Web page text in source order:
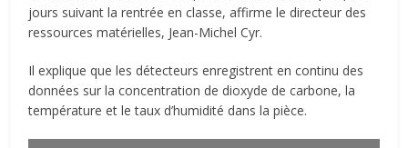
jours suivant la rentrée en classe, affirme le directeur des
ressources matérielles, Jean-Michel Cyr.
Il explique que les détecteurs enregistrent en continu des
données sur la concentration de dioxyde de carbone, la
température et le taux d’humidité dans la pièce.